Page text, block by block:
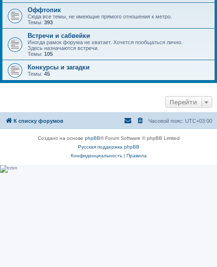
Оффтопик
Сюда все темы, не имеющие прямого отношения к метро.
Темы: 393
Встречи и сабвейки
Иногда рамок форума не хватает. Хочется пообщаться лично.
Здесь назначаются встречи.
Темы: 105
Конкурсы и загадки
Темы: 45
Перейти
К списку форумов Часовой пояс: UTC+03:00
Создано на основе phpBB® Forum Software © phpBB Limited
Русская поддержка phpBB
Конфиденциальность| Правила